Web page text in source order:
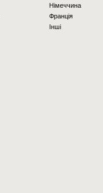
Німеччина
Франція
Інші